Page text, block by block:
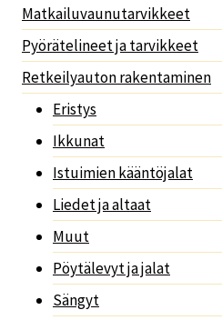
Matkailuvaunutarvikkeet
Pyörätelineet ja tarvikkeet
Retkeilyauton rakentaminen
Eristys
Ikkunat
Istuimien kääntöjalat
Liedet ja altaat
Muut
Pöytälevyt ja jalat
Sängyt